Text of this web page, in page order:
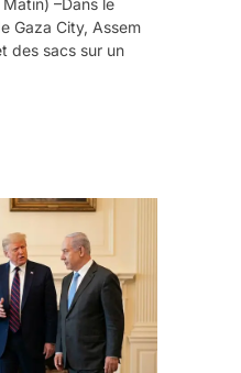
–Dans le
Gaza City, Assem
des sacs sur un